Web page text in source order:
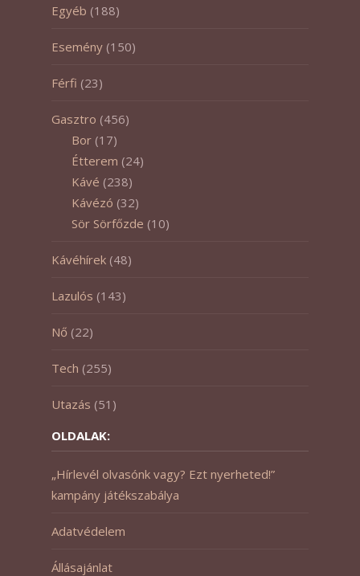
Egyéb (188)
Esemény (150)
Férfi (23)
Gasztro (456)
Bor (17)
Étterem (24)
Kávé (238)
Kávézó (32)
Sör Sörfőzde (10)
Kávéhírek (48)
Lazulós (143)
Nő (22)
Tech (255)
Utazás (51)
OLDALAK:
„Hírlevél olvasónk vagy? Ezt nyerheted!”
kampány játékszabálya
Adatvédelem
Állásajánlat